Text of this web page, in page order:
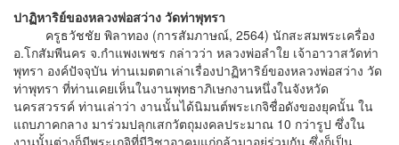
ปาฏิหาริย์ของหลวงพ่อสว่าง วัดท่าพุทรา
ครูธวัชชัย พิลาทอง (การสัมภาษณ์, 2564) นักสะสมพระเครื่อง
อ.โกสัมพีนคร จ.กำแพงเพชร กล่าวว่า หลวงพ่อลำใย เจ้าอาวาสวัดท่า
พุทรา องค์ปัจจุบัน ท่านเมตตาเล่าเรื่องปาฏิหาริย์ของหลวงพ่อสว่าง วัด
ท่าพุทรา ที่ท่านเคยเห็นในงานพุทธาภิเษกงานหนึ่งในจังหวัด
นครสวรรค์ ท่านเล่าว่า งานนั้นได้นิมนต์พระเกจิชื่อดังของยุคนั้น ใน
แถบภาคกลาง มาร่วมปลุกเสกวัตถุมงคลประมาณ 10 กว่ารูป ซึ่งใน
งานนั้นต่างก็มีพระเกจิที่มีวิชาอาคมแก่กล้ามาอยู่ร่วมกัน ซึ่งก็เป็น